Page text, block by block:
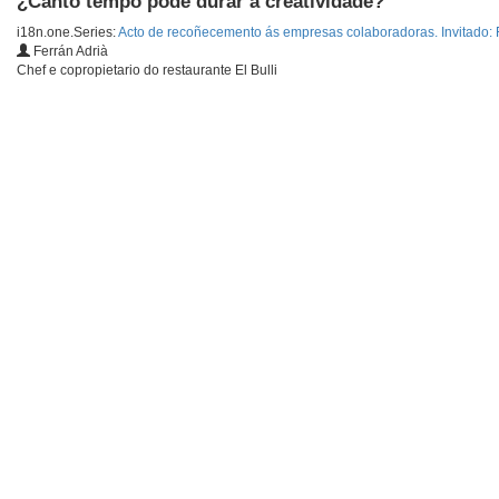
i18n.one.Series:Acto de recoñecemento ás empresas colaboradoras. Invitado:
Ferrán Adrià
Chef e copropietario do restaurante El Bulli